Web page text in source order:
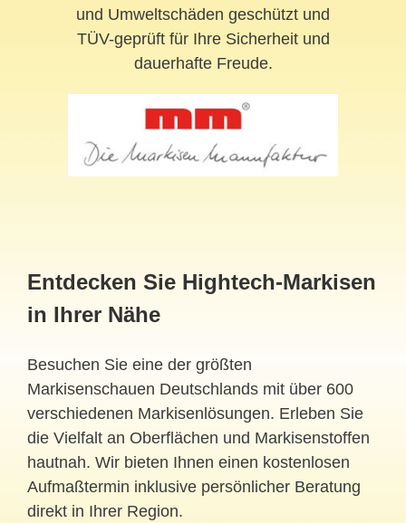
und Umweltschäden geschützt und
TÜV-geprüft für Ihre Sicherheit und
dauerhafte Freude.
Entdecken Sie Hightech-Markisen
in Ihrer Nähe
Besuchen Sie eine der größten
Markisenschauen Deutschlands mit über 600
verschiedenen Markisenlösungen. Erleben Sie
die Vielfalt an Oberflächen und Markisenstoffen
hautnah. Wir bieten Ihnen einen kostenlosen
Aufmaßtermin inklusive persönlicher Beratung
direkt in Ihrer Region.